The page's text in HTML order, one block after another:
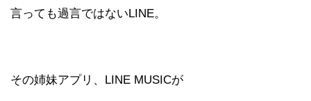
言っても過言ではないLINE。
その姉妹アプリ、LINE MUSICが